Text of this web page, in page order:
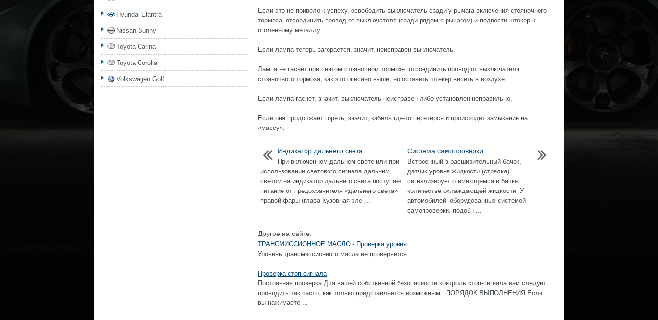
Если это не привело к успеху, освободить выключатель сзади у рычага включения стояночного
тормоза, отсоединить провод от выключателя (сзади рядом с рычагом) и подвести штекер к
оголенному металлу.
Если лампа теперь загорается, значит, неисправен выключатель.
Лампа не гаснет при снятом стояночном тормозе: отсоединить провод от выключателя
стояночного тормоза, как это описано выше, но оставить штекер висеть в воздухе.
Если лампа гаснет, значит, выключатель неисправен либо установлен неправильно.
Если она продолжает гореть, значит, кабель где-то перетерся и происходит замыкание на
«массу».
Индикатор дальнего света
При включенном дальнем свете или при
использовании светового сигнала дальним
светом на индикатор дальнего света поступает
питание от предохранителя «дальнего света»
правой фары (глава Кузовная эле ...
Система самопроверки
Встроенный в расширительный бачок,
датчик уровня жидкости (стрелка)
сигнализирует о имеющемся в бачке
количестве охлаждающей жидкости. У
автомобилей, оборудованных системой
самопроверки, подобн ...
Другое на сайте:
ТРАНСМИССИОННОЕ МАСЛО - Проверка уровня
Уровень трансмиссионного масла не проверяется. ...
Проверка стоп-сигнала
Постоянная проверка Для вашей собственной безопасности контроль стоп-сигнала вам следует
проводить так часто, как только представляется возможным. ПОРЯДОК ВЫПОЛНЕНИЯ Если
вы нажимаете ...
Hyundai Elantra
Nissan Sunny
Toyota Carina
Toyota Corolla
Volkswagen Golf